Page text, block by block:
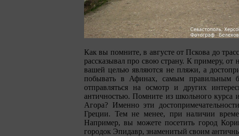
Как вы помните, в августе от Пскова до
рассказывал про свою страну. К примеру, от
вашей целью являются не пляжи, а
побывать в Афинах, самым правильным
отправляться на осмотр и других
античностью. Помните из школьного курса
Агора? Именно эти
Греции. Тем не менее, при наличии
Например, вы можете посетить город
городок Эпидавр, знаменитый своим